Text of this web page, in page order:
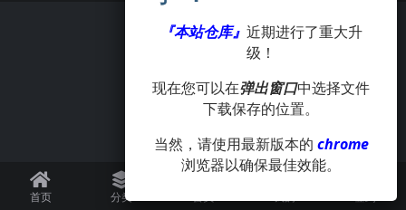
首页 分类
『本站仓库』 近期进行了重大升
级！
现在您可以在弹出窗口中选择文件
下载保存的位置。
当然，请使用最新版本的 chrome
浏览器以确保最佳效能。